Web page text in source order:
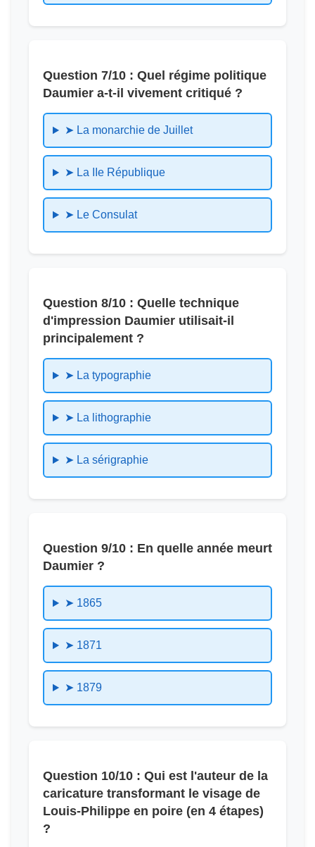
Question 7/10 : Quel régime politique
Daumier a-t-il vivement critiqué ?
➤ La monarchie de Juillet
➤ La IIe République
➤ Le Consulat
Question 8/10 : Quelle technique
d'impression Daumier utilisait-il
principalement ?
➤ La typographie
➤ La lithographie
➤ La sérigraphie
Question 9/10 : En quelle année meurt
Daumier ?
➤ 1865
➤ 1871
➤ 1879
Question 10/10 : Qui est l'auteur de la
caricature transformant le visage de
Louis-Philippe en poire (en 4 étapes)
?